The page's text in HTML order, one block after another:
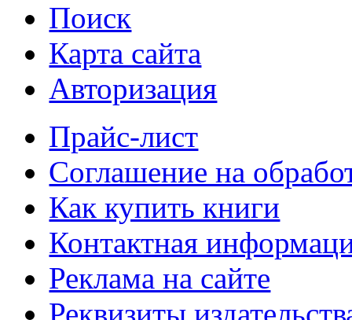
Поиск
Карта сайта
Авторизация
Прайс-лист
Соглашение на
Как купить книги
Контактная
Реклама на сайте